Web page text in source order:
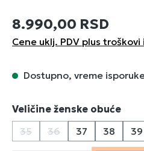
8.990,00 RSD
Cene uklj. PDV plus
Dostupno, vreme
Izaberi
Veličine ženske obuće
35
(Ova opcija trenutno nije
36
(Ova opcija trenutno
37 38 39